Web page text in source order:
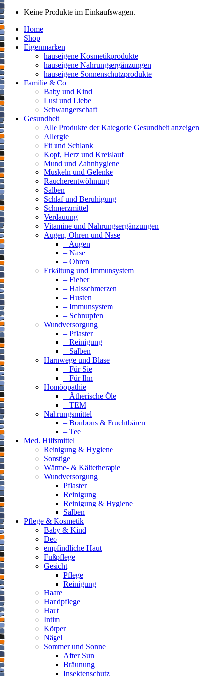
Keine Produkte im Einkaufswagen.
Home
Shop
Eigenmarken
hauseigene Kosmetikprodukte
hauseigene Nahrungsergänzungen
hauseigene Sonnenschutzprodukte
Familie & Co
Baby und Kind
Lust und Liebe
Schwangerschaft
Gesundheit
Alle Produkte der Kategorie Gesundheit anzeigen
Allergie
Fit und Schlank
Kopf, Herz und Kreislauf
Mund und Zahnhygiene
Muskeln und Gelenke
Raucherentwöhnung
Salben
Schlaf und Beruhigung
Schmerzmittel
Verdauung
Vitamine und Nahrungsergänzungen
Augen, Ohren und Nase
– Augen
– Nase
– Ohren
Erkältung und Immunsystem
– Fieber
– Halsschmerzen
– Husten
– Immunsystem
– Schnupfen
Wundversorgung
– Pflaster
– Reinigung
– Salben
Harnwege und Blase
– Für Sie
– Für Ihn
Homöopathie
– Ätherische Öle
– TEM
Nahrungsmittel
– Bonbons & Fruchtbären
– Tee
Med. Hilfsmittel
Reinigung & Hygiene
Sonstige
Wärme- & Kältetherapie
Wundversorgung
Pflaster
Reinigung
Reinigung & Hygiene
Salben
Pflege & Kosmetik
Baby & Kind
Deo
empfindliche Haut
Fußpflege
Gesicht
Pflege
Reinigung
Haare
Handpflege
Haut
Intim
Körper
Nägel
Sommer und Sonne
After Sun
Bräunung
Insektenschutz